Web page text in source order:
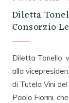
Diletta
Consorzio
Diletta Tonello,
alla
di Tutela Vini
Paolo Fiorini,